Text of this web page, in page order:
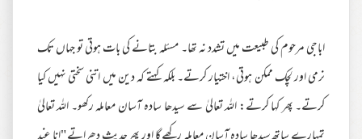
اباجی مرحوم کی طبیعت میں تشدد نہ تھا۔ مسئلہ بتانے کی بات ہوتی تو جہاں تک
نرمی اور لچک ممکن ہوتی، اختیار کرتے۔ بلکہ کہتے کہ دین میں اتنی سختی نہیں کیا
کرتے۔ پھر کہا کرتے: اللہ تعالیٰ سے سیدھا سادہ آسان معاملہ رکھو۔ اللہ تعالیٰ